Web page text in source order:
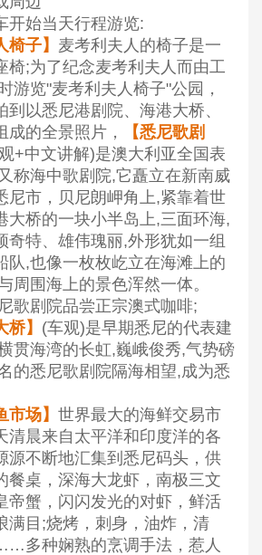
开始当天行程游览:
椅子】 麦考利夫人的椅子是一
椅;为了纪念麦考利夫人而由工
游览"麦考利夫人椅子"公园，
到以悉尼港剧院、海港大桥、
成的全景照片，
【悉尼歌剧
+中文讲解)是澳大利亚全国表
称海中歌剧院,它矗立在新南威
尼市，贝尼朗岬角上,紧靠着世
大桥的一块小半岛上,三面环海,
奇特、雄伟瑰丽,外形犹如一组
队,也像一枚枚屹立在海滩上的
周围海上的景色浑然一体。
歌剧院品尝正宗澳式咖啡;
桥】 (车观)是早期悉尼的代表建
贯海湾的长虹,巍峨俊秀,气势磅
的悉尼歌剧院隔海相望,成为悉
市场】 世界最大的海鲜交易市
清晨来自太平洋和印度洋的各
源不断地汇集到悉尼码头，供
餐桌，深海大龙虾，南极三文
帝蟹，闪闪发光的对虾，鲜活
目;烧烤，刺身，油炸，清
多种娴熟的烹调手法，惹人